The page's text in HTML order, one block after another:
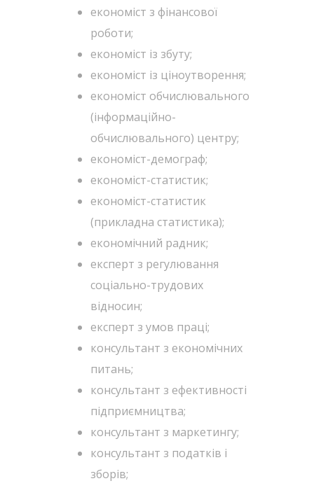
економіст з фінансової
роботи;
економіст із збуту;
економіст із ціноутворення;
економіст обчислювального
(інформаційно-
обчислювального) центру;
економіст-демограф;
економіст-статистик;
економіст-статистик
(прикладна статистика);
економічний радник;
експерт з регулювання
соціально-трудових
відносин;
експерт з умов праці;
консультант з економічних
питань;
консультант з ефективності
підприємництва;
консультант з маркетингу;
консультант з податків і
зборів;